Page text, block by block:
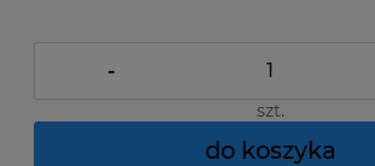
-
szt.
do koszyka